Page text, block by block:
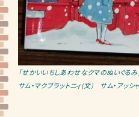
「せかいいちしあわせなクマのぬいぐる
サム・マクブラットニィ(文) サム・ア